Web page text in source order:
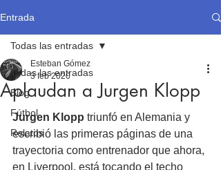
Entrada
Todas las entradas
Blog
Fútbol
Relatos
Todas las entradas
Aplaudan a Jurgen Klopp
Esteban Gómez
3 feb 2020
Jurgen Klopp triunfó en Alemania y
escribió las primeras páginas de una
trayectoria como entrenador que ahora,
en Liverpool, está tocando el techo